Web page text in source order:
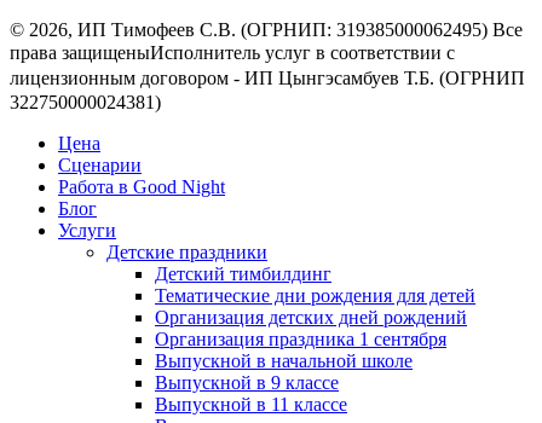
© 2026, ИП Тимофеев С.В. (ОГРНИП: 319385000062495) Все
права защищеныㅤㅤㅤㅤㅤㅤㅤㅤㅤㅤИсполнитель услуг в соответствии с
лицензионным договором - ㅤㅤㅤㅤㅤㅤИП Цынгэсамбуев Т.Б. (ОГРНИП
322750000024381)
Цена
Сценарии
Работа в Good Night
Блог
Услуги
Детские праздники
Детский тимбилдинг
Тематические дни рождения для детей
Организация детских дней рождений
Организация праздника 1 сентября
Выпускной в начальной школе
Выпускной в 9 классе
Выпускной в 11 классе